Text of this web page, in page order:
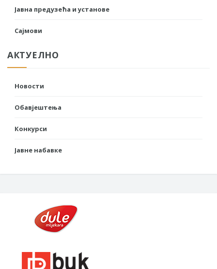
Јавна предузећа и установе
Сајмови
АКТУЕЛНО
Новости
Обавјештења
Конкурси
Јавне набавке